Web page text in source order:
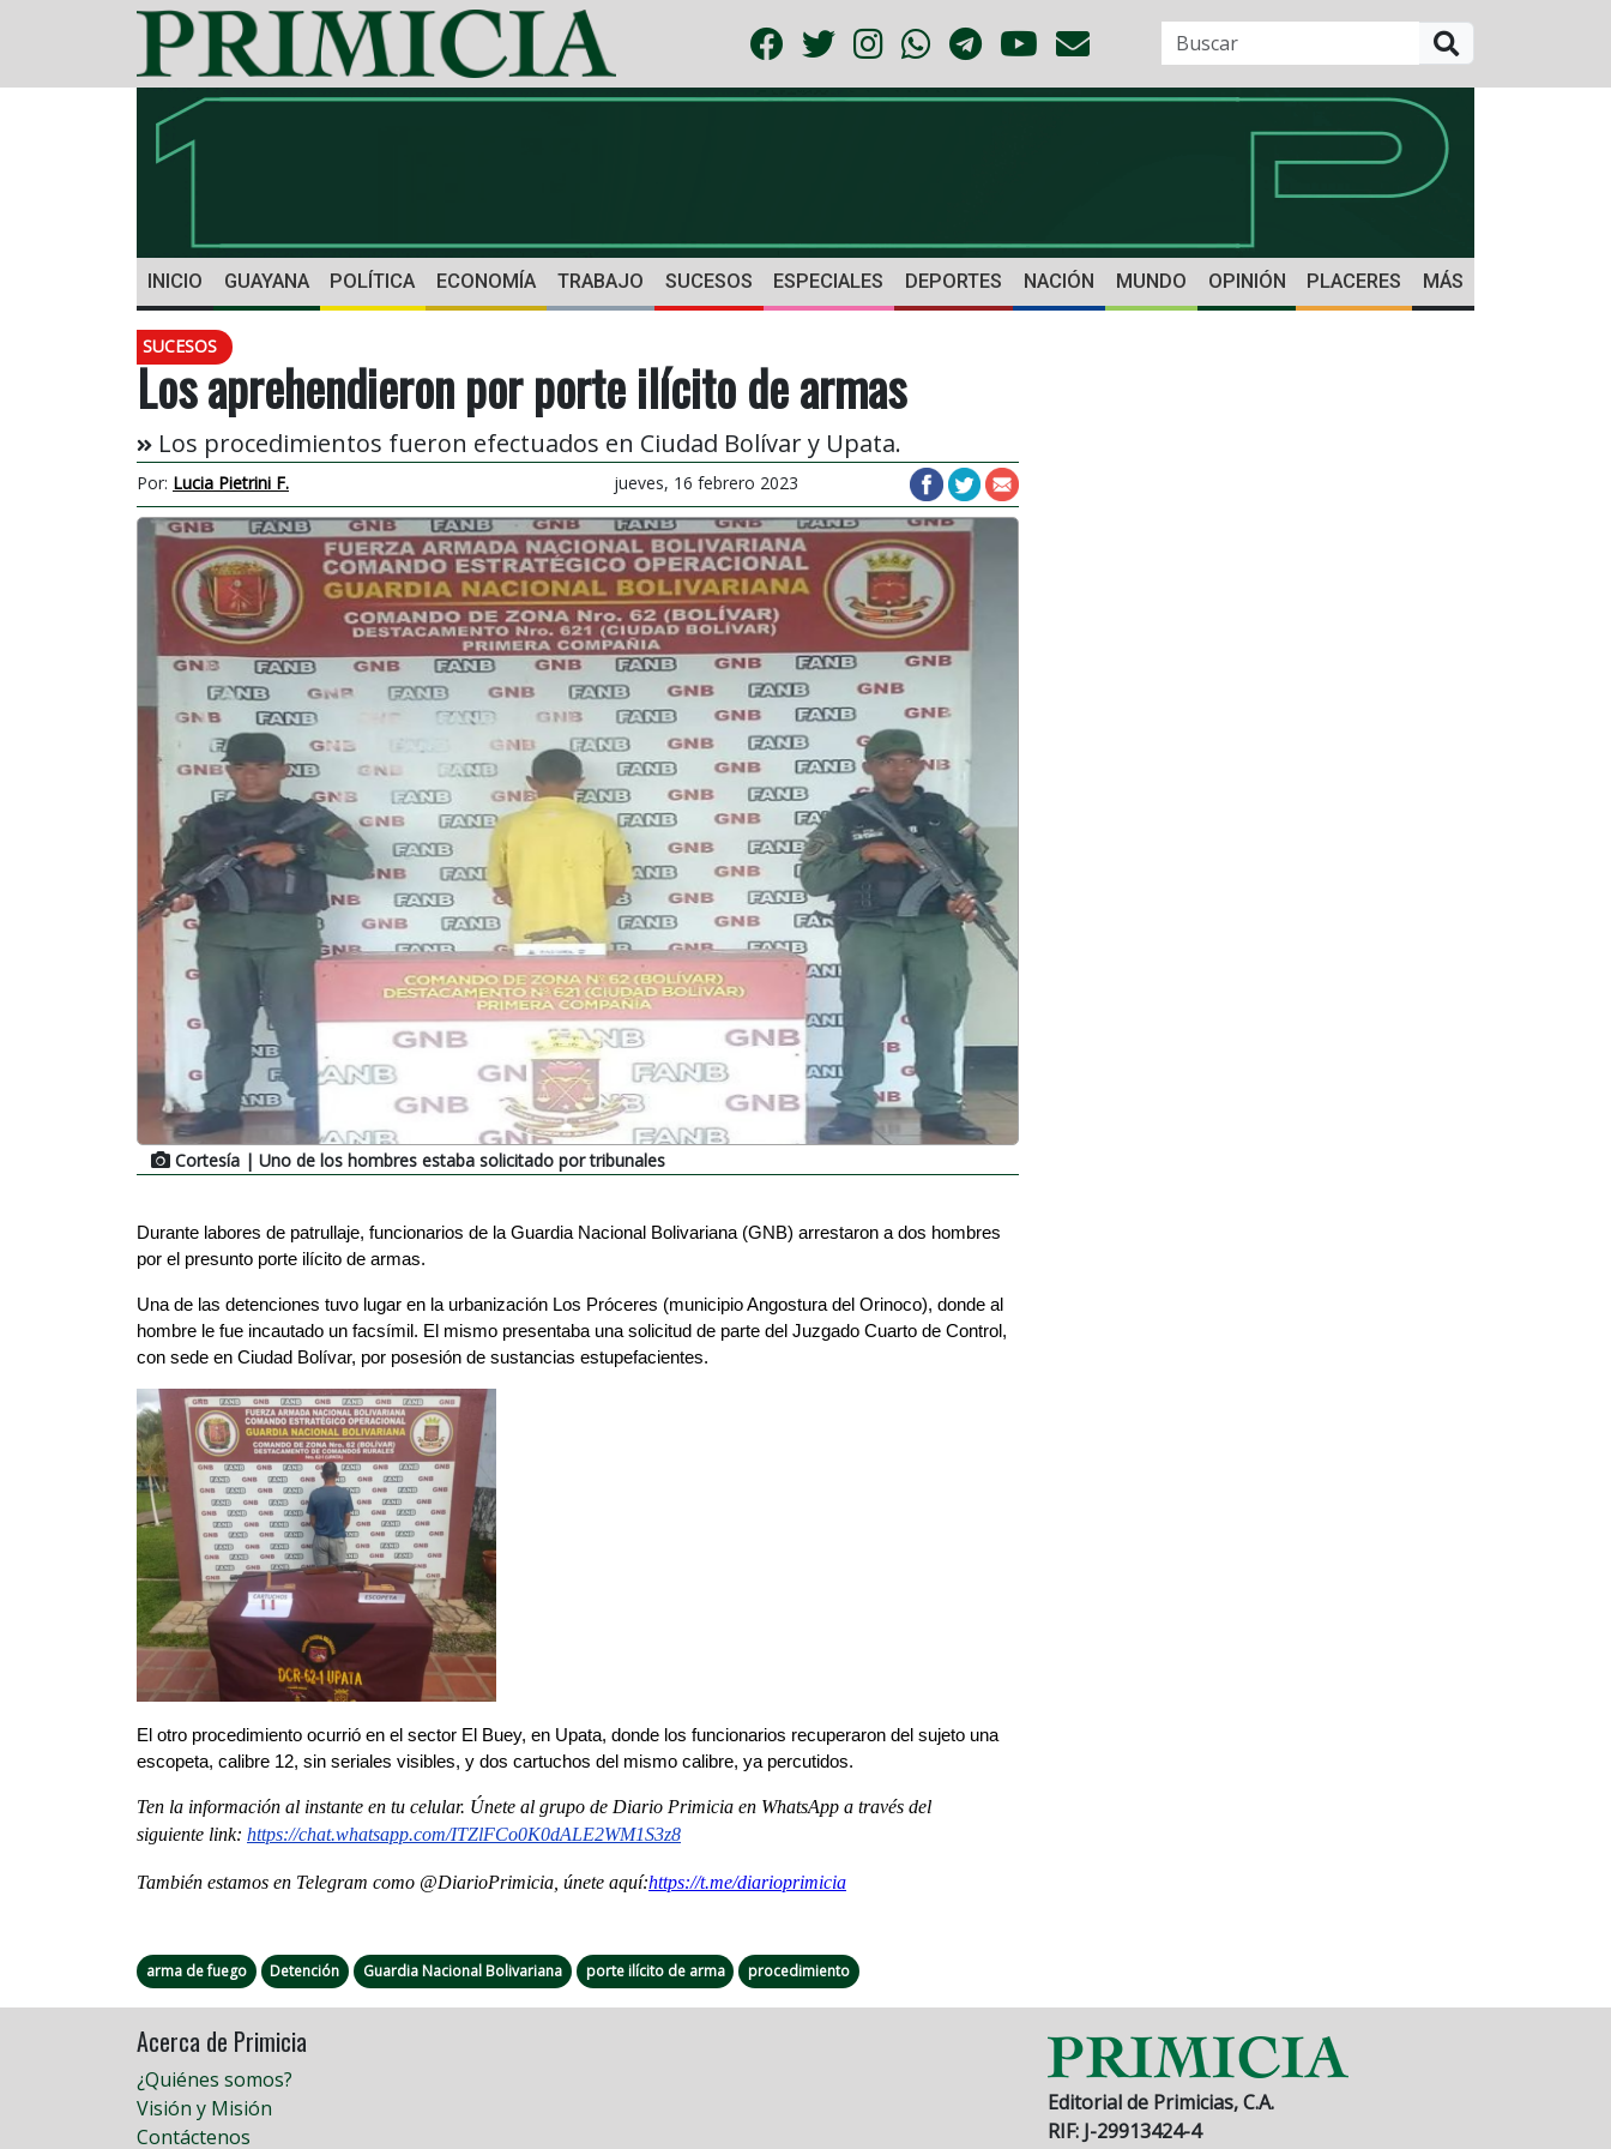
INICIO GUAYANA POLÍTICA ECONOMÍA TRABAJO SUCESOS ESPECIALES DEPORTES NACIÓN MUNDO OPINIÓN PLACERES MÁS
SUCESOS
Los aprehendieron por porte ilícito de armas
Los procedimientos fueron efectuados en Ciudad Bolívar y Upata.
Por: Lucia Pietrini F. jueves, 16 febrero 2023
Cortesía | Uno de los hombres estaba solicitado por tribunales
Durante labores de patrullaje, funcionarios de la Guardia Nacional Bolivariana (GNB) arrestaron a dos hombres
por el presunto porte ilícito de armas.
Una de las detenciones tuvo lugar en la urbanización Los Próceres (municipio Angostura del Orinoco), donde al
hombre le fue incautado un facsímil. El mismo presentaba una solicitud de parte del Juzgado Cuarto de Control,
con sede en Ciudad Bolívar, por posesión de sustancias estupefacientes.
El otro procedimiento ocurrió en el sector El Buey, en Upata, donde los funcionarios recuperaron del sujeto una
escopeta, calibre 12, sin seriales visibles, y dos cartuchos del mismo calibre, ya percutidos.
Ten la información al instante en tu celular. Únete al grupo de Diario Primicia en WhatsApp a través del
siguiente link: https://chat.whatsapp.com/ITZlFCo0K0dALE2WM1S3z8
También estamos en Telegram como @DiarioPrimicia, únete aquí:https://t.me/diarioprimicia
arma de fuego Detención Guardia Nacional Bolivariana porte ilícito de arma procedimiento
Acerca de Primicia
¿Quiénes somos?
Visión y Misión
Contáctenos
Editorial de Primicias, C.A.
RIF: J-29913424-4